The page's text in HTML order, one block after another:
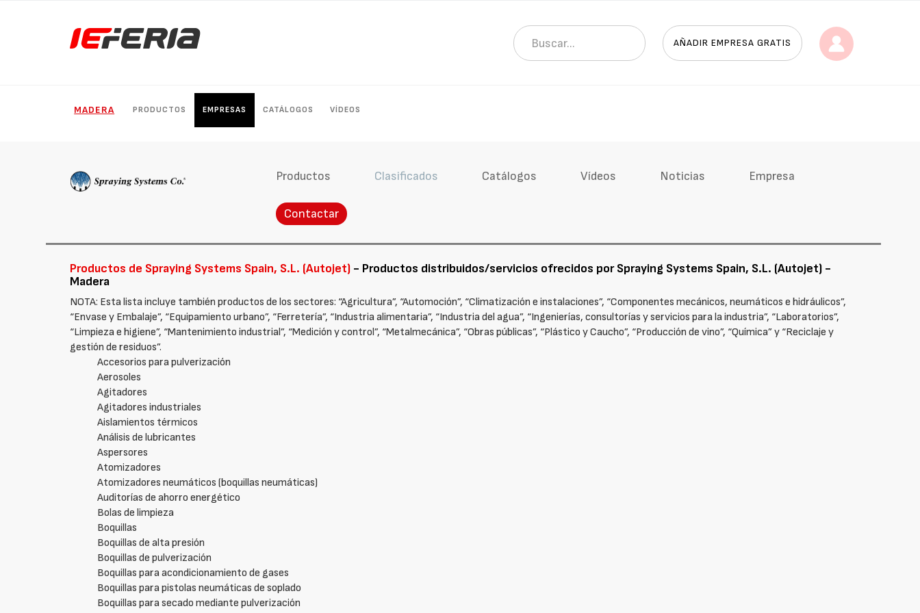
AÑADIR EMPRESA GRATIS
MADERA PRODUCTOS EMPRESAS CATÁLOGOS VÍDEOS
Productos Clasificados Catálogos Vídeos Noticias Empresa
Contactar
Productos de Spraying Systems Spain, S.L. (Autojet) - Productos distribuidos/servicios ofrecidos por Spraying Systems Spain, S.L. (Autojet) -
Madera
NOTA: Esta lista incluye también productos de los sectores: “Agricultura”, “Automoción”, “Climatización e instalaciones”, “Componentes mecánicos, neumáticos e hidráulicos”,
“Envase y Embalaje”, “Equipamiento urbano”, “Ferretería”, “Industria alimentaria”, “Industria del agua”, “Ingenierías, consultorías y servicios para la industria”, “Laboratorios”,
“Limpieza e higiene”, “Mantenimiento industrial”, “Medición y control”, “Metalmecánica”, “Obras públicas”, “Plástico y Caucho”, “Producción de vino”, “Química” y “Reciclaje y
gestión de residuos”.
Accesorios para pulverización
Aerosoles
Agitadores
Agitadores industriales
Aislamientos térmicos
Análisis de lubricantes
Aspersores
Atomizadores
Atomizadores neumáticos (boquillas neumáticas)
Auditorías de ahorro energético
Bolas de limpieza
Boquillas
Boquillas de alta presión
Boquillas de pulverización
Boquillas para acondicionamiento de gases
Boquillas para pistolas neumáticas de soplado
Boquillas para secado mediante pulverización